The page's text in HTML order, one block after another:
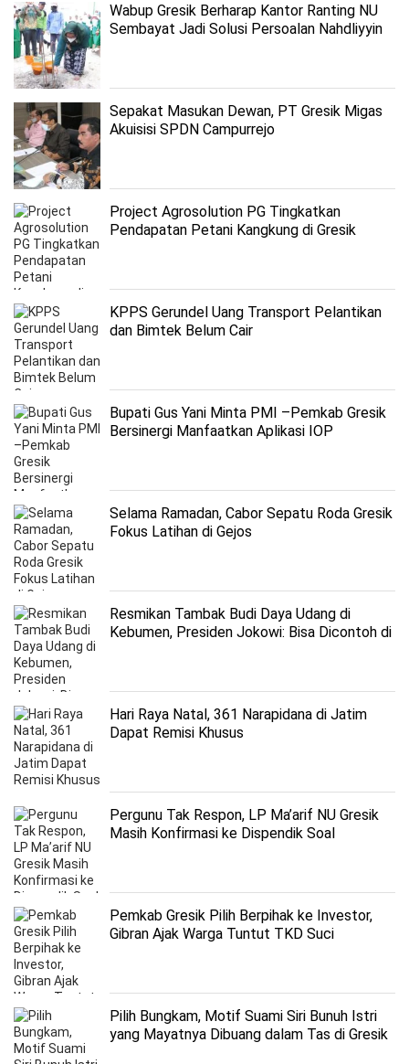
Wabup Gresik Berharap Kantor Ranting NU
Sembayat Jadi Solusi Persoalan Nahdliyyin
Sepakat Masukan Dewan, PT Gresik Migas
Akuisisi SPDN Campurrejo
Project Agrosolution PG Tingkatkan
Pendapatan Petani Kangkung di Gresik
KPPS Gerundel Uang Transport Pelantikan
dan Bimtek Belum Cair
Bupati Gus Yani Minta PMI –Pemkab Gresik
Bersinergi Manfaatkan Aplikasi IOP
Selama Ramadan, Cabor Sepatu Roda Gresik
Fokus Latihan di Gejos
Resmikan Tambak Budi Daya Udang di
Kebumen, Presiden Jokowi: Bisa Dicontoh di
Hari Raya Natal, 361 Narapidana di Jatim
Dapat Remisi Khusus
Pergunu Tak Respon, LP Ma’arif NU Gresik
Masih Konfirmasi ke Dispendik Soal
Pemkab Gresik Pilih Berpihak ke Investor,
Gibran Ajak Warga Tuntut TKD Suci
Pilih Bungkam, Motif Suami Siri Bunuh Istri
yang Mayatnya Dibuang dalam Tas di Gresik